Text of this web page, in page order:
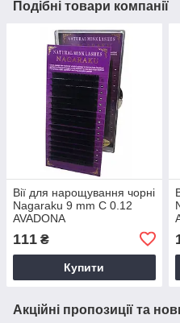
Подібні товари компанії
Вії для нарощування чорні
Nagaraku 9 mm C 0.12
AVADONA
111 ₴
Купити
Акційні пропозиції та